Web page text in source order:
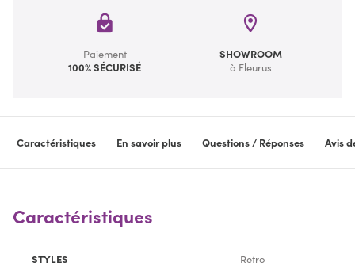
Paiement
100% SÉCURISÉ
SHOWROOM
à Fleurus
Caractéristiques En savoir plus Questions / Réponses Avis
Caractéristiques
STYLES
Retro